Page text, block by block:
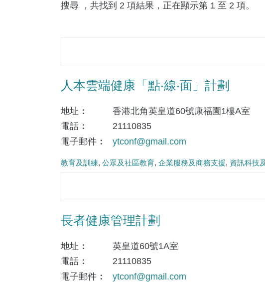
搜尋 ，共找到 2 項結果，正在顯示第 1 至 2 項。
人本雲端健康「點‧線‧面」計劃
地址
香港北角英皇道60號康福園1樓A室
電話
21110835
電子郵件
ytconf@gmail.com
教育及訓練 公眾及社區教育 企業服務及商務支援 資訊科技
長者健康管理計劃
地址
英皇道60號1A室
電話
21110835
電子郵件
ytconf@gmail.com